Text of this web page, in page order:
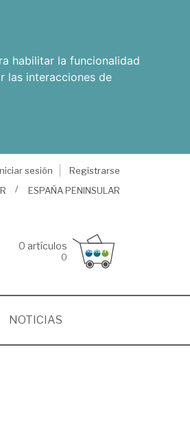
habilitar la funcionalidad
las interacciones de
sesión
Registrarse
ESPAÑA PENINSULAR
0 artículos
0
NOTICIAS